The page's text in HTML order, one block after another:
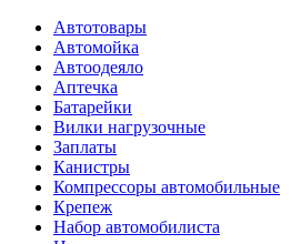
Автотовары
Автомойка
Автоодеяло
Аптечка
Батарейки
Вилки нагрузочные
Заплаты
Канистры
Компрессоры автомобильные
Крепеж
Набор автомобилиста